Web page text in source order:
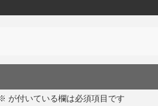
が付いている欄は必須項目です